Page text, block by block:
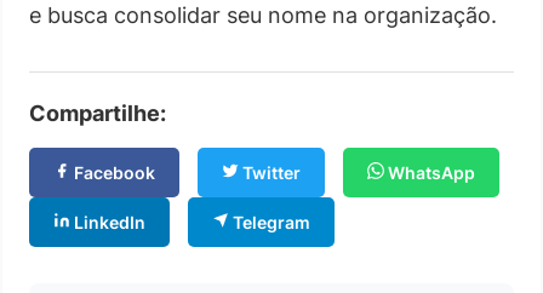
e busca consolidar seu nome na organização.
Compartilhe:
Facebook Twitter WhatsApp
LinkedIn Telegram